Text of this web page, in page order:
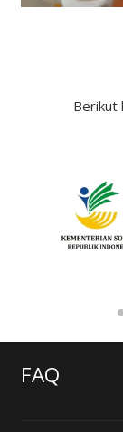
Berikut
FAQ